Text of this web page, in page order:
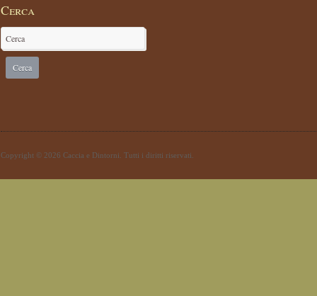
Cerca
Copyright © 2026 Caccia e Dintorni. Tutti i diritti riservati.